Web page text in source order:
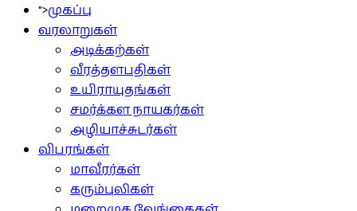
">முகப்பு
வரலாறுகள்
அடிக்கற்கள்
வீரத்தளபதிகள்
உயிராயுதங்கள்
சமர்க்கள நாயகர்கள்
அழியாச்சுடர்கள்
விபரங்கள்
மாவீரர்கள்
கரும்புலிகள்